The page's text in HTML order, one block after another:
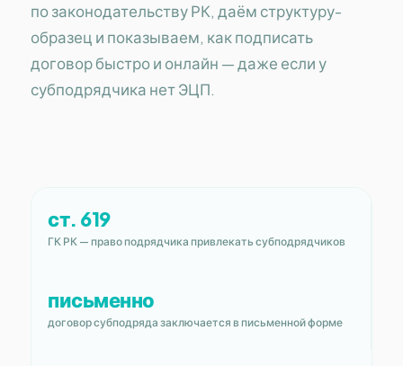
по законодательству РК, даём структуру-
образец и показываем, как подписать
договор быстро и онлайн — даже если у
субподрядчика нет ЭЦП.
ст. 619
ГК РК — право подрядчика привлекать субподрядчиков
письменно
договор субподряда заключается в письменной форме